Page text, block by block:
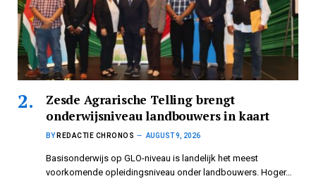
Zesde Agrarische Telling brengt
onderwijsniveau landbouwers in kaart
BY REDACTIE CHRONOS AUGUST 9, 2026
Basisonderwijs op GLO-niveau is landelijk het meest
voorkomende opleidingsniveau onder landbouwers. Hoger…